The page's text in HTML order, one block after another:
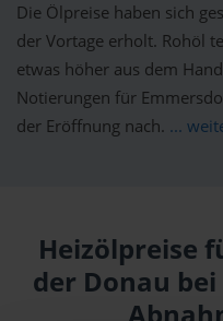
Die Ölpreise haben sich
der Vortage erholt. Rohöl
etwas höher aus dem
Notierungen für
der Eröffnung nach. ...
Heizölpreise
der Donau